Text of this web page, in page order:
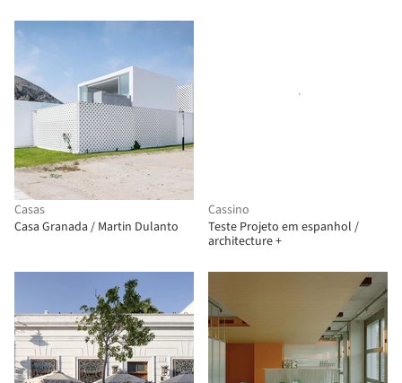
Casas
Casa Granada / Martin Dulanto
Cassino
Teste Projeto em espanhol /
architecture +